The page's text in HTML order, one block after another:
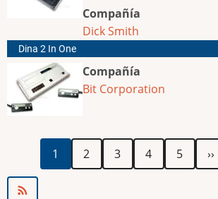
Compañía
Dick Smith
Dina 2 In One
Compañía
Bit Corporation
PaginaciónPágina
actual
1 Página
2 Página
3 Página
4 Página
5 ››